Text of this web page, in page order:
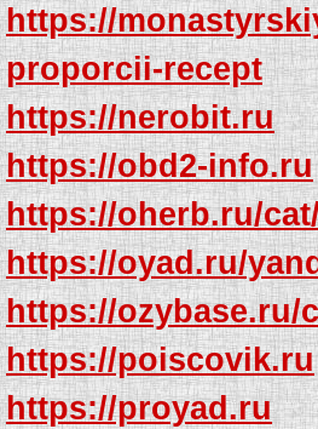
https://
proporcii-recept
https://nerobit.ru
https://obd2-info.ru
https://oherb.ru/
https://oyad.ru/
https://ozybase.ru/
https://poiscovik.ru
https://proyad.ru